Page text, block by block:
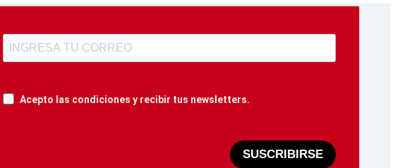
Acepto las condiciones y recibir tus newsletters.
SUSCRIBIRSE